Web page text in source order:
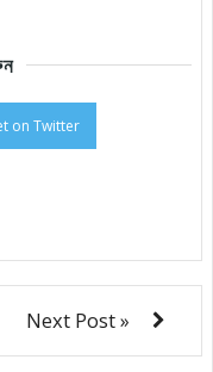
on Twitter
Next Post »